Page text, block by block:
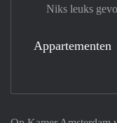
Niks leuks
Appartementen